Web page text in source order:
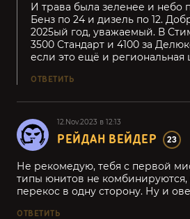
И трава была зеленее и небо
Бенз по 24 и дизель по 12.
2025ый год, уважаемый. В
3500 Стандарт и 4100 за
если это ещё и региональная
ОТВЕТИТЬ
12.Nov.2023 в 12:13
РЕЙДАН ВЕЙДЕР 23
Не рекомедую, тебя с первой
типы юнитов не комбинируются,
перекос в одну сторону. Ну и
ОТВЕТИТЬ